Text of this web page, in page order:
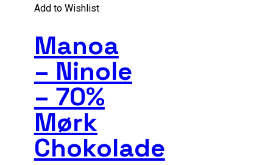
Add to Wishlist
Manoa
– Ninole
– 70%
Mørk
Chokolade